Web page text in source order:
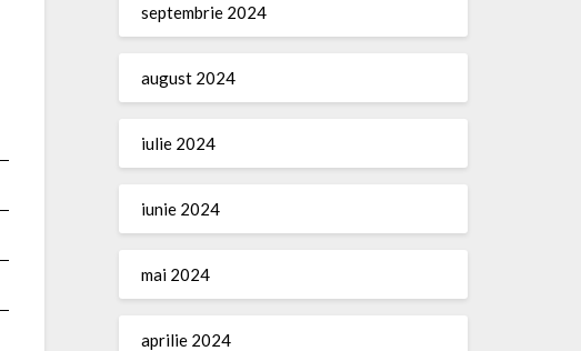
septembrie 2024
august 2024
iulie 2024
iunie 2024
mai 2024
aprilie 2024